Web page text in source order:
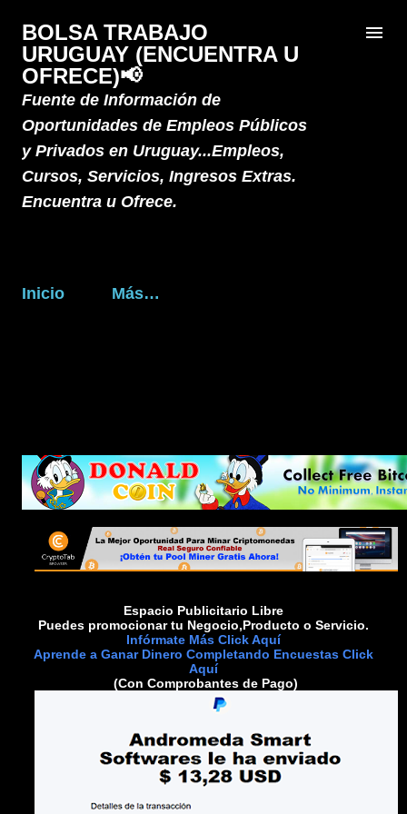
Ir al contenido principal
BOLSA TRABAJO
URUGUAY (ENCUENTRA U
OFRECE)📢
Fuente de Información de
Oportunidades de Empleos Públicos
y Privados en Uruguay...Empleos,
Cursos, Servicios, Ingresos Extras.
Encuentra u Ofrece.
Inicio Más…
Espacio Publicitario Libre
Puedes promocionar tu Negocio,Producto o Servicio.
Infórmate Más Click Aquí
Aprende a Ganar Dinero Completando Encuestas Click
Aquí
(Con Comprobantes de Pago)